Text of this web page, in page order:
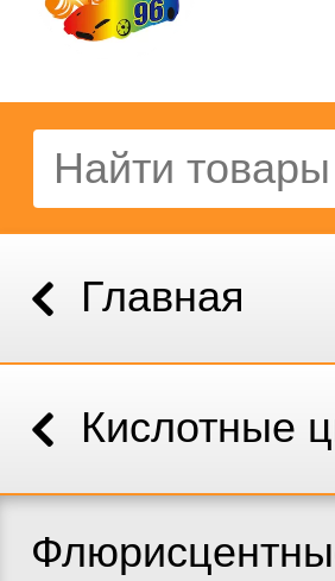
Главная
Кислотные